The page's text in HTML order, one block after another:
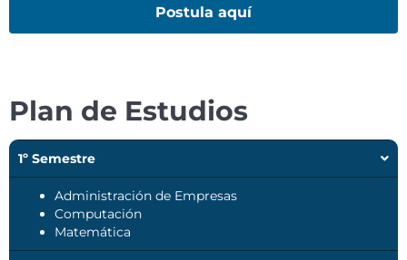
Postula aquí
Plan de Estudios
1º Semestre
Administración de Empresas
Computación
Matemática